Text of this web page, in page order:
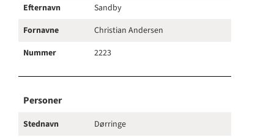
Efternavn
Sandby
Fornavne
Christian Andersen
Nummer
2223
Personer
Stednavn
Dørringe